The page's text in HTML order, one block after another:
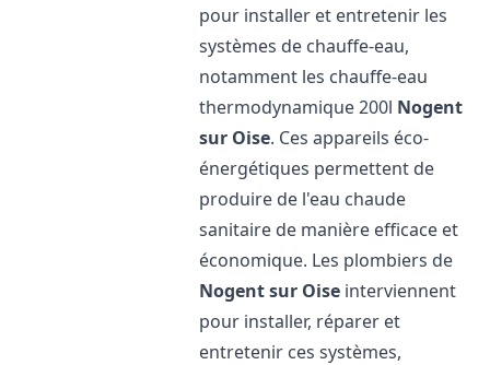
pour installer et entretenir les
systèmes de chauffe-eau,
notamment les chauffe-eau
thermodynamique 200l Nogent
sur Oise. Ces appareils éco-
énergétiques permettent de
produire de l'eau chaude
sanitaire de manière efficace et
économique. Les plombiers de
Nogent sur Oise interviennent
pour installer, réparer et
entretenir ces systèmes,